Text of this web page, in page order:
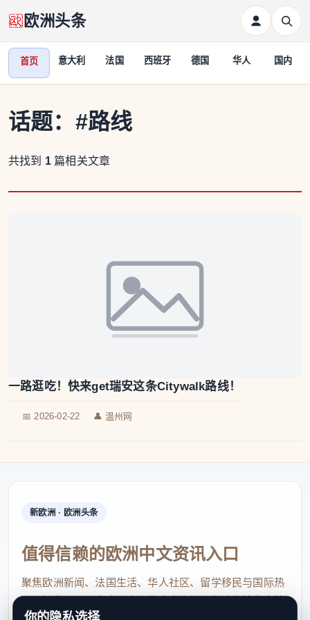
欧洲头条
首页 意大利 法国 西班牙 德国 华人 国内
话题： #路线
共找到 1 篇相关文章
一路逛吃！快来get瑞安这条Citywalk路线！
📅 2026-02-22 👤 温州网
新欧洲 · 欧洲头条
值得信赖的欧洲中文资讯入口
聚焦欧洲新闻、法国生活、华人社区、留学移民与国际热
点，提供及时、真实、实用的中文资讯，帮助海外华人快
你的隐私选择